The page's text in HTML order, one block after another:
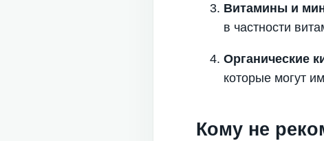
Витамины и
в частности
Органические
которые могут
Кому не